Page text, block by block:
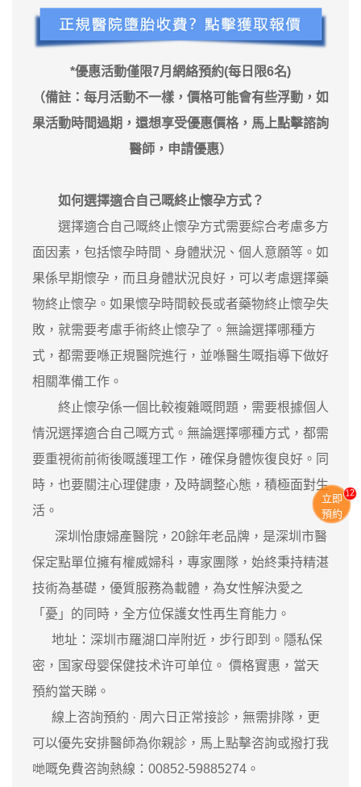
*優惠活動僅限7月網絡預約(每日限6名)
（備註：每月活動不一樣，價格可能會有些浮動，如
果活動時間過期，還想享受優惠價格，馬上點擊諮詢
醫師，申請優惠）
如何選擇適合自己嘅終止懷孕方式？
選擇適合自己嘅終止懷孕方式需要綜合考慮多方
面因素，包括懷孕時間、身體狀況、個人意願等。如
果係早期懷孕，而且身體狀況良好，可以考慮選擇藥
物終止懷孕。如果懷孕時間較長或者藥物終止懷孕失
敗，就需要考慮手術終止懷孕了。無論選擇哪種方
式，都需要喺正規醫院進行，並喺醫生嘅指導下做好
相關準備工作。
終止懷孕係一個比較複雜嘅問題，需要根據個人
情況選擇適合自己嘅方式。無論選擇哪種方式，都需
要重視術前術後嘅護理工作，確保身體恢復良好。同
時，也要關注心理健康，及時調整心態，積極面對生
活。
深圳怡康婦產醫院，20餘年老品牌，是深圳市醫
保定點單位擁有權威婦科，專家團隊，始終秉持精湛
技術為基礎，優質服務為載體，為女性解決愛之
「憂」的同時，全方位保護女性再生育能力。
地址：深圳市羅湖口岸附近，步行即到。隱私保
密，国家母婴保健技术许可单位。 價格實惠，當天
預約當天睇。
‎ 線上咨詢預約 · ‎周六日正常接診，無需排隊，更
可以優先安排醫師為你親診，馬上點擊咨詢或撥打我
哋嘅免費咨詢熱線：00852-59885274。
立即
預約
11